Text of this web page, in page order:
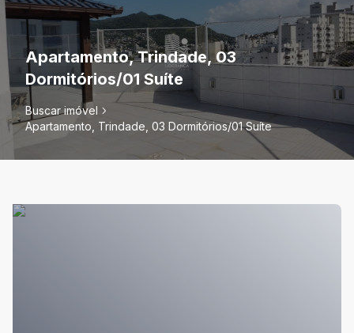
Apartamento, Trindade, 03
Dormitórios/01 Suíte
Buscar imóvel
Apartamento, Trindade, 03 Dormitórios/01 Suíte